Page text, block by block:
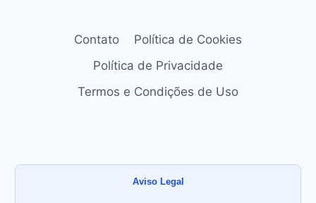
Contato
Política de Cookies
Política de Privacidade
Termos e Condições de Uso
Aviso Legal